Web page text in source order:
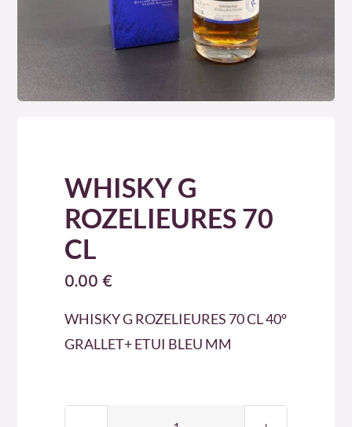
WHISKY G
ROZELIEURES 70
CL
0.00€
WHISKY G ROZELIEURES 70 CL 40°
GRALLET+ ETUI BLEU MM